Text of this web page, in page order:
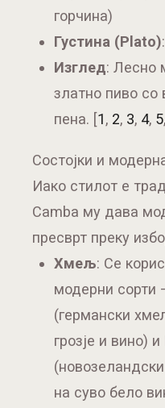
горчина)
Густина (Plato)
Изглед: Лесно
златно пиво со
пена. [1, 2, 3, 4, 5,
Состојки и
Иако стилот е
Camba му дава
пресврт преку
Хмељ: Се
модерни сорти
(германски
грозје и вино) и
на суво бело